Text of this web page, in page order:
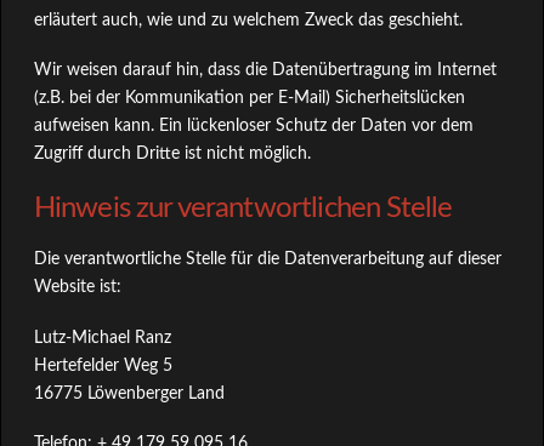
erläutert auch, wie und zu welchem Zweck das geschieht.
Wir weisen darauf hin, dass die Datenübertragung im Internet
(z.B. bei der Kommunikation per E-Mail) Sicherheitslücken
aufweisen kann. Ein lückenloser Schutz der Daten vor dem
Zugriff durch Dritte ist nicht möglich.
Hinweis zur verantwortlichen Stelle
Die verantwortliche Stelle für die Datenverarbeitung auf dieser
Website ist:
Lutz-Michael Ranz
Hertefelder Weg 5
16775 Löwenberger Land